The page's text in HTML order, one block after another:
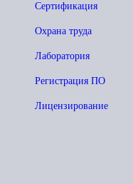
Сертификация
Охрана труда
Лаборатория
Регистрация ПО
Лицензирование